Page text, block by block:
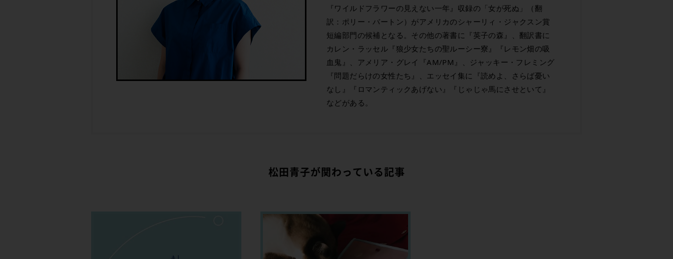
『ワイルドフラワーの見えない一年』収録の「女が死ぬ」（翻
訳：ポリー・バートン）がアメリカのシャーリィ・ジャクスン賞
短編部門の候補となる。その他の著書に『英子の森』、翻訳書に
カレン・ラッセル『狼少女たちの聖ルーシー寮』『レモン畑の吸
血鬼』、アメリア・グレイ『AM/PM』、ジャッキー・フレミング
『問題だらけの女性たち』、エッセイ集に『読めよ、さらば憂い
なし』『ロマンティックあげない』『じゃじゃ馬にさせといて』
などがある。
松田青子が関わっている記事